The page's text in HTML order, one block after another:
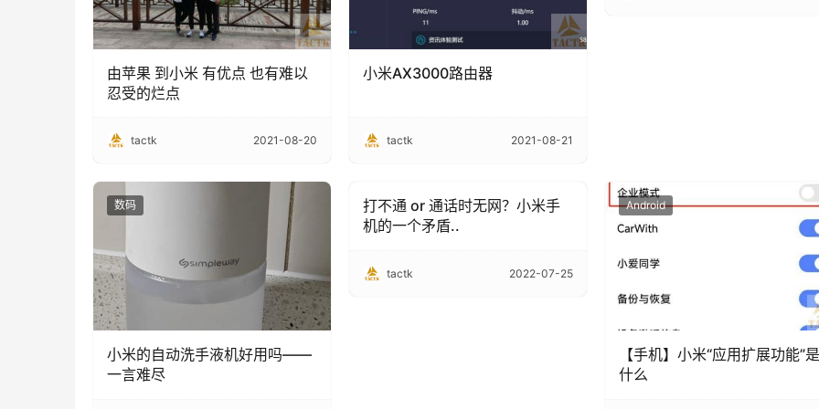
由苹果 到小米 有优点 也有难以
忍受的烂点
tactk 2021-08-20
小米AX3000路由器
tactk 2021-08-21
数码
小米的自动洗手液机好用吗——
一言难尽
手机
打不通 or 通话时无网？小米手
机的一个矛盾..
tactk 2022-07-25
Android
【手机】小米“应用扩展功能”是
什么